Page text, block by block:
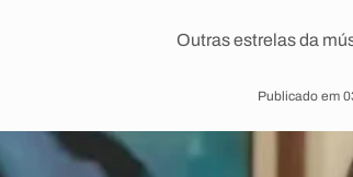
Outras estrelas da
Publicado em